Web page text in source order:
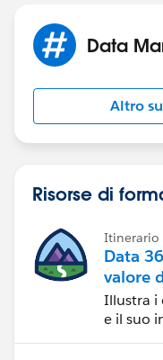
https://
Data
Altro
Risorse di
Itinerario
Data
valore
Illustra i
e il suo